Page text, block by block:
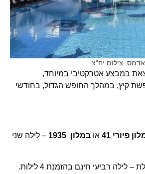
צילום יח"צ
במבצע אטרקטיבי במיוחד,
קיץ, במהלך החופש הגדול, בחודשי
פיורי 41 או במלון 1935
– לילה שני
– לילה רביעי חינם בהזמנת 4 לילות.